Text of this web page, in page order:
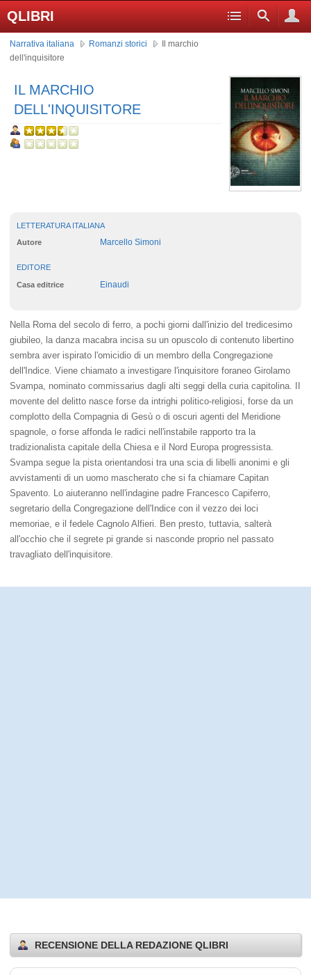
QLIBRI
Narrativa italiana Romanzi storici
Il marchio
dell'inquisitore
IL MARCHIO
DELL'INQUISITORE
LETTERATURA ITALIANA
Autore Marcello Simoni
EDITORE
Casa editrice Einaudi
Nella Roma del secolo di ferro, a pochi giorni dall'inizio del tredicesimo
giubileo, la danza macabra incisa su un opuscolo di contenuto libertino
sembra aver ispirato l'omicidio di un membro della Congregazione
dell'Indice. Viene chiamato a investigare l'inquisitore foraneo Girolamo
Svampa, nominato commissarius dagli alti seggi della curia capitolina. II
movente del delitto nasce forse da intrighi politico-religiosi, forse da un
complotto della Compagnia di Gesù o di oscuri agenti del Meridione
spagnole, o forse affonda le radici nell'instabile rapporto tra la
tradizionalista capitale della Chiesa e il Nord Europa progressista.
Svampa segue la pista orientandosi tra una scia di libelli anonimi e gli
avvistamenti di un uomo mascherato che si fa chiamare Capitan
Spavento. Lo aiuteranno nell'indagine padre Francesco Capiferro,
segretario della Congregazione dell'Indice con il vezzo dei loci
memoriae, e il fedele Cagnolo Alfieri. Ben presto, tuttavia, salterà
all'occhio che il segrete pi grande si nasconde proprio nel passato
travagliato dell'inquisitore.
RECENSIONE DELLA REDAZIONE QLIBRI